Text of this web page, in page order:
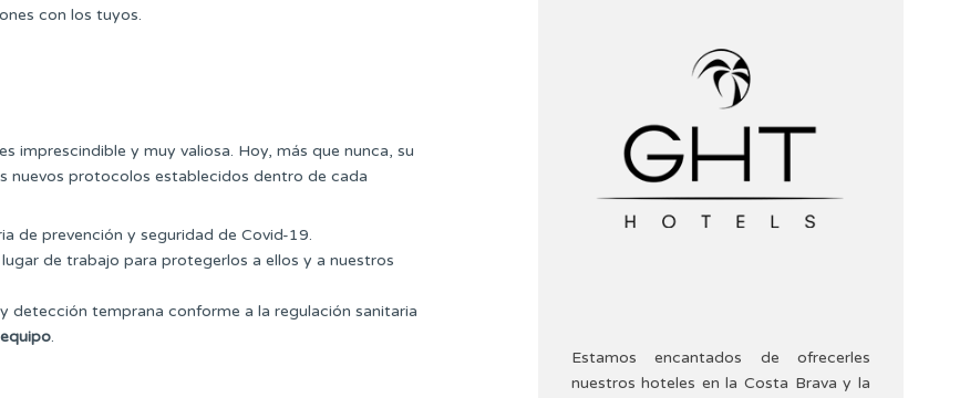
con los tuyos.
imprescindible y muy valiosa. Hoy, más que nunca, su
nuevos protocolos establecidos dentro de cada
de prevención y seguridad de Covid-19.
de trabajo para protegerlos a ellos y a nuestros
detección temprana conforme a la regulación sanitaria
.
Estamos encantados de ofrecerles
nuestros hoteles en la Costa Brava y la